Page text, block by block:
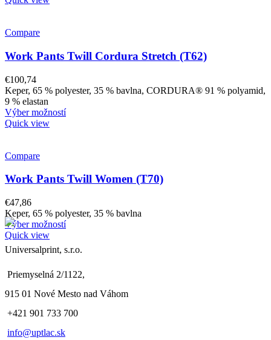
Compare
Work Pants Twill Cordura Stretch (T62)
€100,74
Keper, 65 % polyester, 35 % bavlna, CORDURA® 91 % polyamid,
9 % elastan
Výber možností
Quick view
Compare
Work Pants Twill Women (T70)
€47,86
Keper, 65 % polyester, 35 % bavlna
Výber možností
Quick view
Universalprint, s.r.o.
Priemyselná 2/1122,
915 01 Nové Mesto nad Váhom
+421 901 733 700
info@uptlac.sk